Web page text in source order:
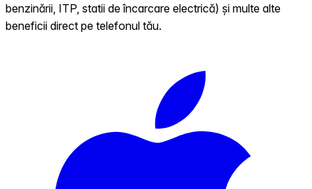
benzinării, ITP, statii de încarcare electrică) și multe alte
beneficii direct pe telefonul tău.